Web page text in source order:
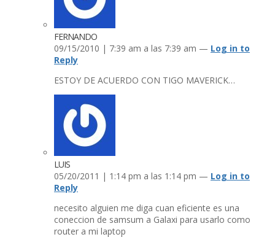
FERNANDO
09/15/2010 | 7:39 am a las 7:39 am — Log in to
Reply
ESTOY DE ACUERDO CON TIGO MAVERICK…
LUIS
05/20/2011 | 1:14 pm a las 1:14 pm — Log in to
Reply
necesito alguien me diga cuan eficiente es una
coneccion de samsum a Galaxi para usarlo como
router a mi laptop